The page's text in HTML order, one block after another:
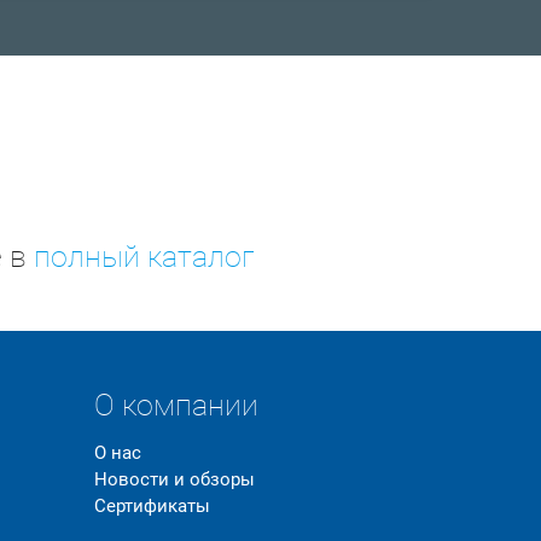
в полный каталог
О компании
О нас
Новости и обзоры
Сертификаты